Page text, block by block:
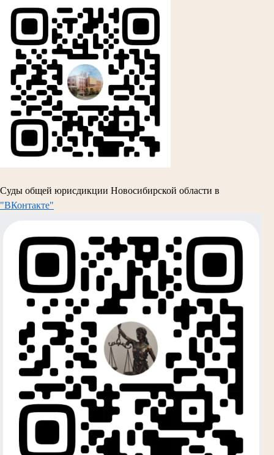
Суды общей юрисдикции Новосибирской области в
"ВКонтакте"